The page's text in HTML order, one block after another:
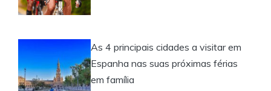
As 4 principais cidades a visitar em
Espanha nas suas próximas férias
em família